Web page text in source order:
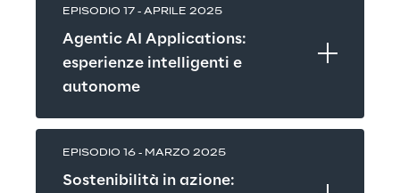
EPISODIO 17 - APRILE 2025
Agentic AI Applications:
esperienze intelligenti e
autonome
EPISODIO 16 - MARZO 2025
Sostenibilità in azione: